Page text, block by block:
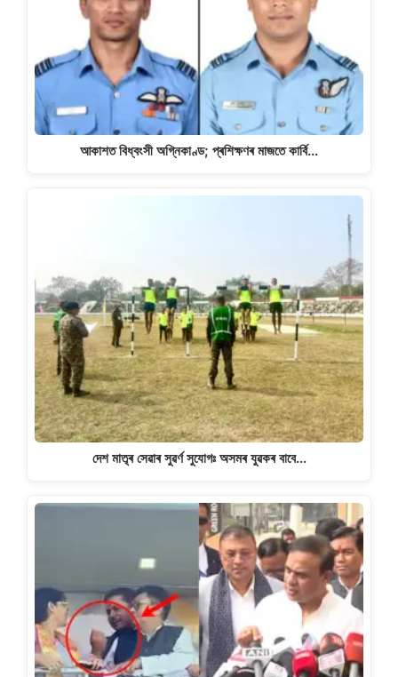
আকাশত বিধ্বংসী অগ্নিকাণ্ড; প্ৰশিক্ষণৰ মাজতে কাৰ্বি…
দেশ মাতৃৰ সেৱাৰ সুৱৰ্ণ সুযোগঃ অসমৰ যুৱকৰ বাবে…